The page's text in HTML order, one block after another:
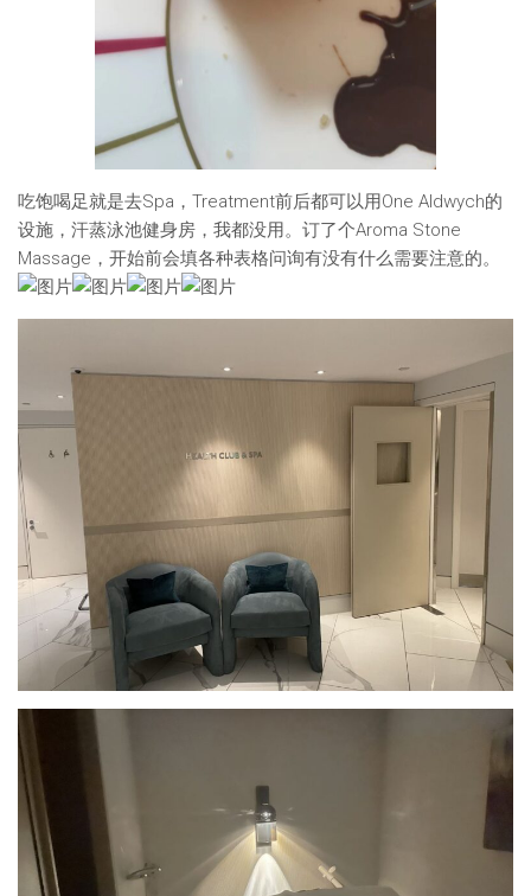
吃饱喝足就是去Spa，Treatment前后都可以用One Aldwych的
设施，汗蒸泳池健身房，我都没用。订了个Aroma Stone
Massage，开始前会填各种表格问询有没有什么需要注意的。